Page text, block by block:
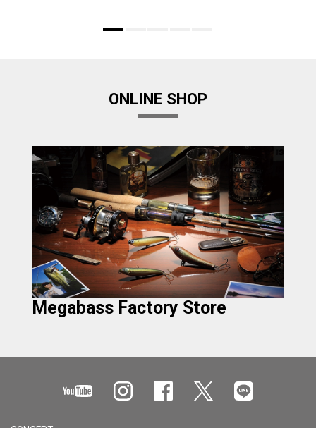
ONLINE SHOP
Megabass Factory Store